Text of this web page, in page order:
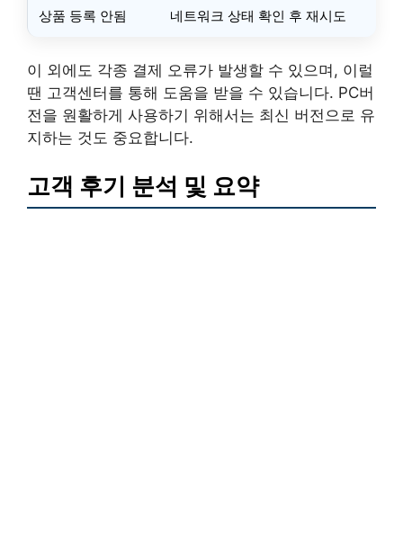
상품 등록 안됨 네트워크 상태 확인 후 재시도
이 외에도 각종 결제 오류가 발생할 수 있으며, 이럴
땐 고객센터를 통해 도움을 받을 수 있습니다. PC버
전을 원활하게 사용하기 위해서는 최신 버전으로 유
지하는 것도 중요합니다.
고객 후기 분석 및 요약